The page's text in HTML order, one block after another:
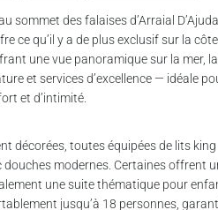
sommet des falaises d’Arraial
ce qu’il y a de plus exclusif sur la
une vue panoramique sur la mer,
et services d’excellence — idéale
et d’intimité.
décorées, toutes équipées de lits
modernes. Certaines offrent
une suite thématique pour
jusqu’à 18 personnes,